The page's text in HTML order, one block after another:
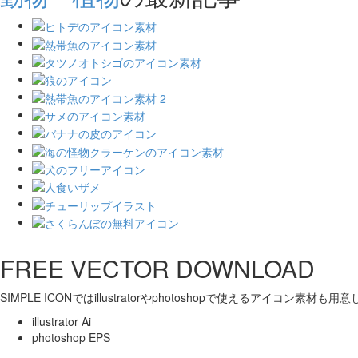
FREE VECTOR DOWNLOAD
SIMPLE ICONではillustratorやphotoshopで使えるアイコン素材も用意
illustrator Ai
photoshop EPS